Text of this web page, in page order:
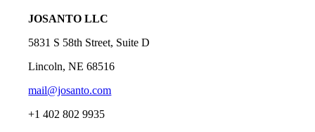
JOSANTO LLC
5831 S 58th Street, Suite D
Lincoln, NE 68516
mail@josanto.com
+1 402 802 9935